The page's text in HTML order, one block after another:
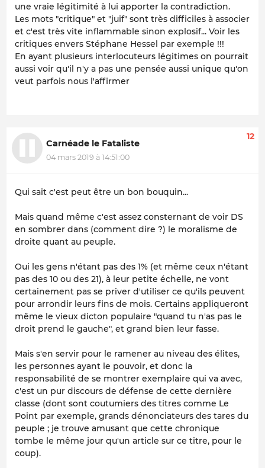
une vraie légitimité à lui apporter la contradiction.
Les mots "critique" et "juif" sont très difficiles à associer
et c'est très vite inflammable sinon explosif... Voir les
critiques envers Stéphane Hessel par exemple !!!
En ayant plusieurs interlocuteurs légitimes on pourrait
aussi voir qu'il n'y a pas une pensée aussi unique qu'on
veut parfois nous l'affirmer
Carnéade le Fataliste
04 mars 2019 à 14:51:00
12
Qui sait c'est peut être un bon bouquin...
Mais quand même c'est assez consternant de voir DS
en sombrer dans (comment dire ?) le moralisme de
droite quant au peuple.
Oui les gens n'étant pas des 1% (et même ceux n'étant
pas des 10 ou des 21), à leur petite échelle, ne vont
certainement pas se priver d'utiliser ce qu'ils peuvent
pour arrondir leurs fins de mois. Certains appliqueront
même le vieux dicton populaire "quand tu n'as pas le
droit prend le gauche", et grand bien leur fasse.
Mais s'en servir pour le ramener au niveau des élites,
les personnes ayant le pouvoir, et donc la
responsabilité de se montrer exemplaire qui va avec,
c'est un pur discours de défense de cette dernière
classe (dont sont coutumiers des titres comme Le
Point par exemple, grands dénonciateurs des tares du
peuple ; je trouve amusant que cette chronique
tombe le même jour qu'un article sur ce titre, pour le
coup).